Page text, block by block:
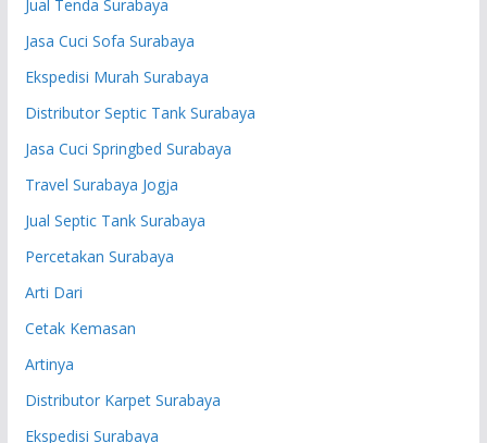
Jual Tenda Surabaya
Jasa Cuci Sofa Surabaya
Ekspedisi Murah Surabaya
Distributor Septic Tank Surabaya
Jasa Cuci Springbed Surabaya
Travel Surabaya Jogja
Jual Septic Tank Surabaya
Percetakan Surabaya
Arti Dari
Cetak Kemasan
Artinya
Distributor Karpet Surabaya
Ekspedisi Surabaya